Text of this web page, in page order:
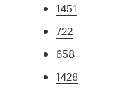
1451
722
658
1428